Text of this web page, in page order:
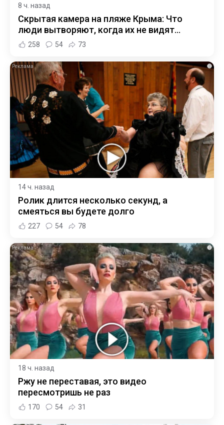
8 ч. назад
Скрытая камера на пляже Крыма: Что
люди вытворяют, когда их не видят...
258 54 73
i
14 ч. назад
Ролик длится несколько секунд, а
смеяться вы будете долго
227 54 78
i
18 ч. назад
Ржу не переставая, это видео
пересмотришь не раз
170 54 31